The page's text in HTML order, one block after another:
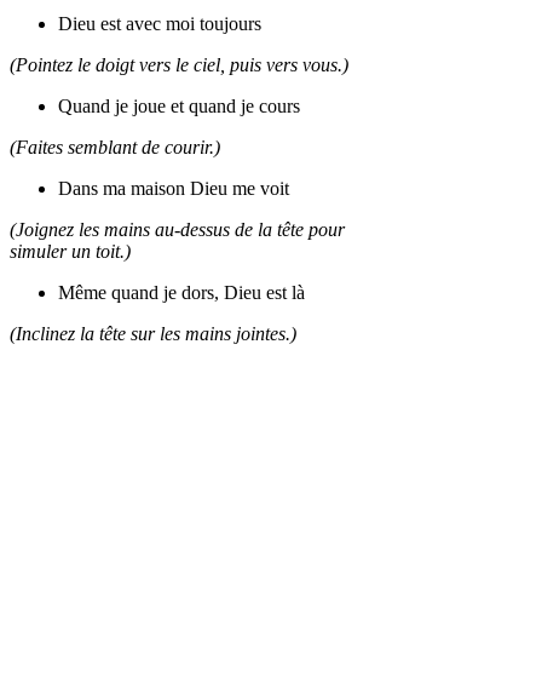
Dieu est avec moi toujours
(Pointez le doigt vers le ciel, puis vers vous.)
Quand je joue et quand je cours
(Faites semblant de courir.)
Dans ma maison Dieu me voit
(Joignez les mains au-dessus de la tête pour
simuler un toit.)
Même quand je dors, Dieu est là
(Inclinez la tête sur les mains jointes.)